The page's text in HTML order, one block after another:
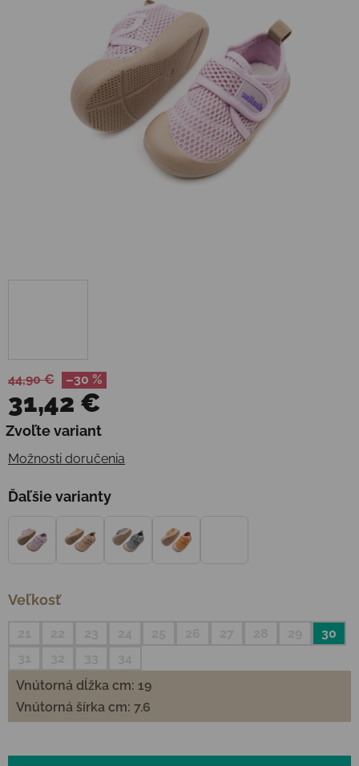
44,90 € –30 %
31,42 €
Jednotková cena:
Zvoľte variant
Možnosti doručenia
Ďaľšie varianty
Veľkosť
30
Vnútorná dĺžka cm: 19
Vnútorná šírka cm: 7.6